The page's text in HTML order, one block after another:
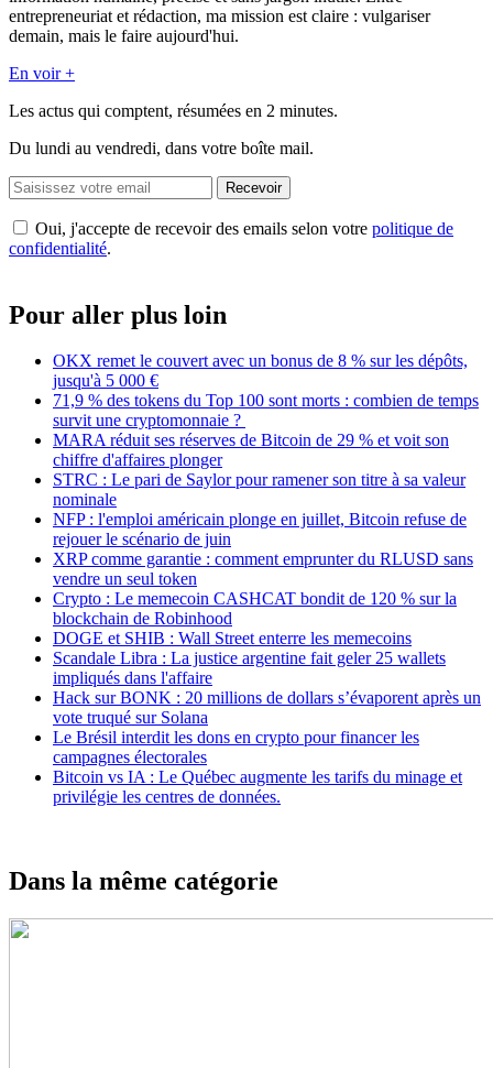
entrepreneuriat et rédaction, ma mission est claire : vulgariser
demain, mais le faire aujourd'hui.
En voir +
Les actus qui comptent, résumées en 2 minutes.
Du lundi au vendredi, dans votre boîte mail.
Recevoir
Oui, j'accepte de recevoir des emails selon votre politique de
confidentialité.
Pour aller plus loin
OKX remet le couvert avec un bonus de 8 % sur les dépôts,
jusqu'à 5 000 €
71,9 % des tokens du Top 100 sont morts : combien de temps
survit une cryptomonnaie ?
MARA réduit ses réserves de Bitcoin de 29 % et voit son
chiffre d'affaires plonger
STRC : Le pari de Saylor pour ramener son titre à sa valeur
nominale
NFP : l'emploi américain plonge en juillet, Bitcoin refuse de
rejouer le scénario de juin
XRP comme garantie : comment emprunter du RLUSD sans
vendre un seul token
Crypto : Le memecoin CASHCAT bondit de 120 % sur la
blockchain de Robinhood
DOGE et SHIB : Wall Street enterre les memecoins
Scandale Libra : La justice argentine fait geler 25 wallets
impliqués dans l'affaire
Hack sur BONK : 20 millions de dollars s’évaporent après un
vote truqué sur Solana
Le Brésil interdit les dons en crypto pour financer les
campagnes électorales
Bitcoin vs IA : Le Québec augmente les tarifs du minage et
privilégie les centres de données.
Dans la même catégorie